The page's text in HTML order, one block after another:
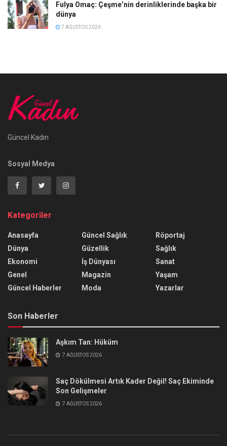
Fulya Omaç: Çeşme’nin derinliklerinde başka bir
dünya
7 AĞUSTOS 2026
Güncel Kadın
Sosyal Medya
Kategoriler
Anasayfa
Dünya
Ekonomi
Genel
Güncel Haberler
Güncel Sağlık
Güzellik
İş Dünyası
Magazin
Moda
Röportaj
Sağlık
Sanat
Yaşam
Yazarlar
Son Haberler
Aşkım Tan: Hüküm
7 AĞUSTOS 2026
Saç Dökülmesi Artık Kader Değil! Saç Ekiminde
Son Gelişmeler
7 AĞUSTOS 2026